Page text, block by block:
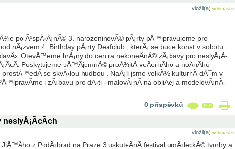
vložil(a) webmaster
po ÃºspÄ›Å¡nÃ© 3. narozeninovÃ© pÃ¡rty pÅ™ipravujeme pro
nÃ¡zvem 4. Birthday pÃ¡rty Deafclub , kterÃ¡ se bude konat v sobotu
OtevÅ™eme brÃ¡ny do centra nekoneÄnÃ© zÃ¡bavy pro neslyÅ¡Ã­
Poskytujeme pÅ™Ã­jemnÃ© proÅ¾itÃ­ veÄernÃ­ho a noÄnÃ­ho
se skvÄ›lou hudbou . NaÅ¡li jsme velkÃ½ kulturnÃ­ dÅ¯m v
i zÃ¡bavu pro dÄ›ti - malovÃ¡nÃ­ na obliÄej a modelovÃ¡nÃ­
0 příspěvků
neslyÅ¡Ã­cÃ­ch
vložil(a) webmaster
z PodÄ›brad na Praze 3 uskuteÄnÃ­ festival umÄ›leckÃ© tvorby a